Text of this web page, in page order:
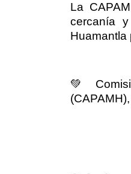
La
cercanía
Huamantla
💚